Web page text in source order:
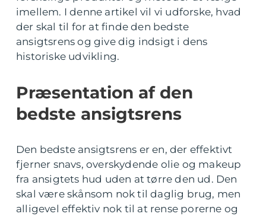
imellem. I denne artikel vil vi udforske, hvad
der skal til for at finde den bedste
ansigtsrens og give dig indsigt i dens
historiske udvikling.
Præsentation af den
bedste ansigtsrens
Den bedste ansigtsrens er en, der effektivt
fjerner snavs, overskydende olie og makeup
fra ansigtets hud uden at tørre den ud. Den
skal være skånsom nok til daglig brug, men
alligevel effektiv nok til at rense porerne og